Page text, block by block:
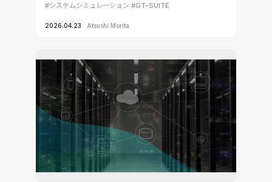
システムシミュレーション GT-SUITE
2026.04.23 Atsushi Morita